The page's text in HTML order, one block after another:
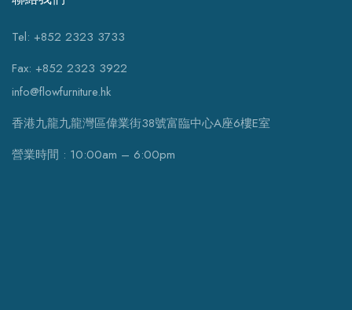
Tel: +852 2323 3733
Fax: +852 2323 3922
info@flowfurniture.hk
香港九龍九龍灣區偉業街38號富臨中心A座6樓E室
營業時間 : 10:00am – 6:00pm